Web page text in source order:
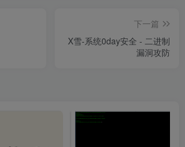
下一篇
X雪-系统0day安全 - 二进制
漏洞攻防